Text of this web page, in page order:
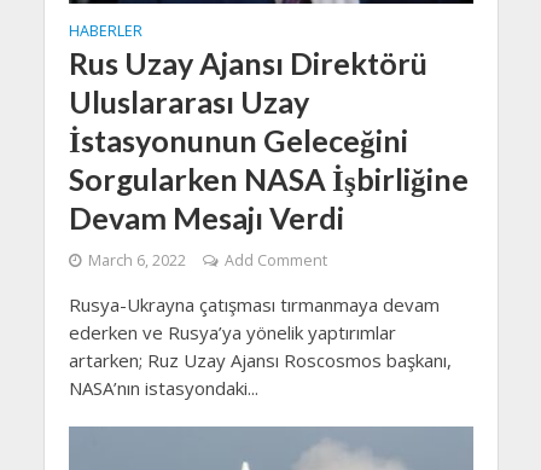
HABERLER
Rus Uzay Ajansı Direktörü
Uluslararası Uzay
İstasyonunun Geleceğini
Sorgularken NASA İşbirliğine
Devam Mesajı Verdi
March 6, 2022 Add Comment
Rusya-Ukrayna çatışması tırmanmaya devam
ederken ve Rusya’ya yönelik yaptırımlar
artarken; Ruz Uzay Ajansı Roscosmos başkanı,
NASA’nın istasyondaki...